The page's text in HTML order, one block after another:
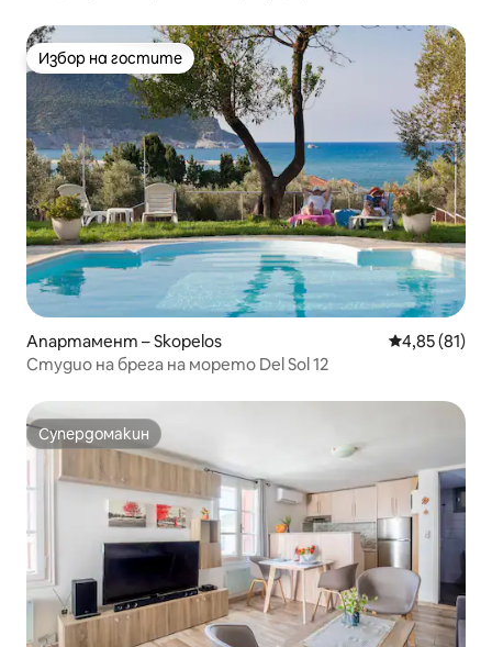
Избор на гостите
Избор на гостите
Апартамент – Skopelos Средна
4,85 (81)
Студио на брега на морето Del Sol 12
Супердомакин
Супердомакин